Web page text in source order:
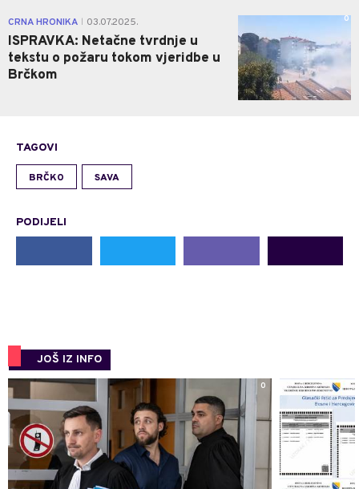
CRNA HRONIKA 03.07.2025.
ISPRAVKA: Netačne tvrdnje u
tekstu o požaru tokom vjeridbe u
Brčkom
0
TAGOVI
BRČKO SAVA
PODIJELI
JOŠ IZ INFO
0